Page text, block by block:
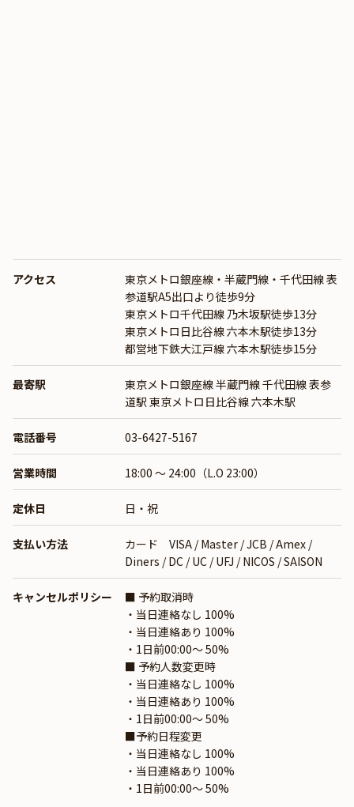
アクセス
東京メトロ銀座線・半蔵門線・千代田線 表
参道駅A5出口より徒歩9分
東京メトロ千代田線 乃木坂駅徒歩13分
東京メトロ日比谷線 六本木駅徒歩13分
都営地下鉄大江戸線 六本木駅徒歩15分
最寄駅 東京メトロ銀座線半蔵門線千代田線 表参
道駅 東京メトロ日比谷線 六本木駅
電話番号 03-6427-5167
営業時間 18:00 ～ 24:00（L.O 23:00）
定休日 日・祝
支払い方法
カード VISA / Master / JCB / Amex /
Diners / DC / UC / UFJ / NICOS / SAISON
キャンセルポリシー
■ 予約取消時
・当日連絡なし 100%
・当日連絡あり 100%
・1日前00:00〜 50%
■ 予約人数変更時
・当日連絡なし 100%
・当日連絡あり 100%
・1日前00:00〜 50%
■予約日程変更
・当日連絡なし 100%
・当日連絡あり 100%
・1日前00:00〜 50%